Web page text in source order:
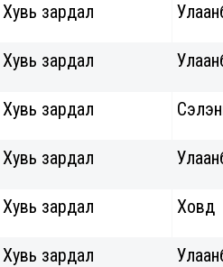
Хувь зардал
Хувь зардал
Хувь зардал
Хувь зардал
Хувь зардал Ховд
Хувь зардал